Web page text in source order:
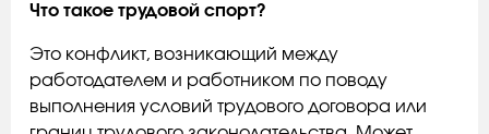
Что такое трудовой спорт?
Это конфликт, возникающий между
работодателем и работником по поводу
выполнения условий трудового договора или